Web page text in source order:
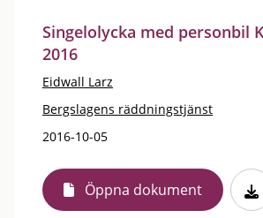
Singelolycka med personbil
2016
Eidwall Larz
Bergslagens räddningstjänst
2016-10-05
Öppna dokument